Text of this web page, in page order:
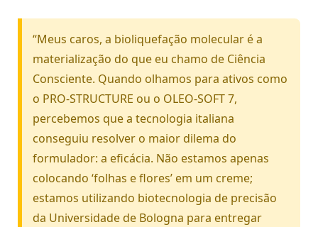
“Meus caros, a bioliquefação molecular é a
materialização do que eu chamo de Ciência
Consciente. Quando olhamos para ativos como
o PRO-STRUCTURE ou o OLEO-SOFT 7,
percebemos que a tecnologia italiana
conseguiu resolver o maior dilema do
formulador: a eficácia. Não estamos apenas
colocando ‘folhas e flores’ em um creme;
estamos utilizando biotecnologia de precisão
da Universidade de Bologna para entregar